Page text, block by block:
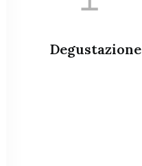
Degustazione